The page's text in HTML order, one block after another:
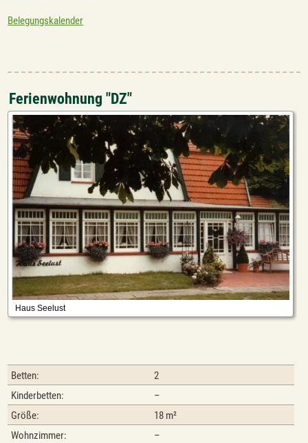
Belegungskalender
Ferienwohnung "DZ"
Betten:
2
Kinderbetten:
–
Größe:
18 m²
Wohnzimmer:
–